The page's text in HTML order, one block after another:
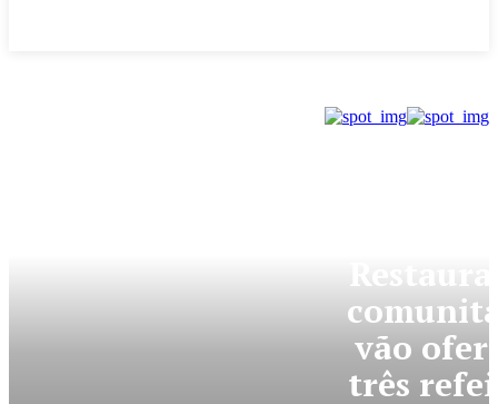
vão
três